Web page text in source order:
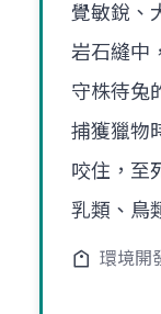
覺敏銳、
岩石縫中
守株待兔
捕獲獵物
咬住，至
乳類、
環境開